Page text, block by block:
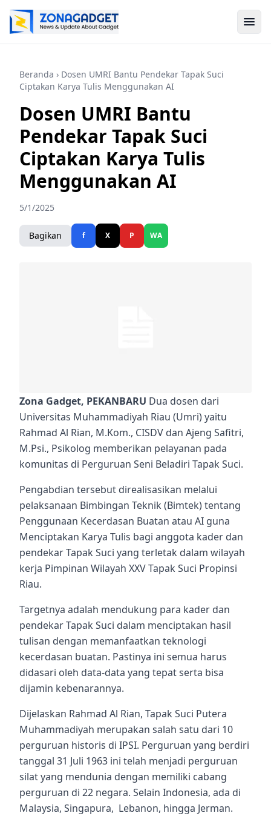
Beranda › Dosen UMRI Bantu Pendekar Tapak Suci
Ciptakan Karya Tulis Menggunakan AI
Dosen UMRI Bantu
Pendekar Tapak Suci
Ciptakan Karya Tulis
Menggunakan AI
5/1/2025
Bagikan f X P WA
Zona Gadget, PEKANBARU Dua dosen dari
Universitas Muhammadiyah Riau (Umri) yaitu
Rahmad Al Rian, M.Kom., CISDV dan Ajeng Safitri,
M.Psi., Psikolog memberikan pelayanan pada
komunitas di Perguruan Seni Beladiri Tapak Suci.
Pengabdian tersebut direalisasikan melalui
pelaksanaan Bimbingan Teknik (Bimtek) tentang
Penggunaan Kecerdasan Buatan atau AI guna
Menciptakan Karya Tulis bagi anggota kader dan
pendekar Tapak Suci yang terletak dalam wilayah
kerja Pimpinan Wilayah XXV Tapak Suci Propinsi
Riau.
Targetnya adalah mendukung para kader dan
pendekar Tapak Suci dalam menciptakan hasil
tulisan dengan memanfaatkan teknologi
kecerdasan buatan. Pastinya ini semua harus
didasari oleh data-data yang tepat serta bisa
dijamin kebenarannya.
Dijelaskan Rahmad Al Rian, Tapak Suci Putera
Muhammadiyah merupakan salah satu dari 10
perguruan historis di IPSI. Perguruan yang berdiri
tanggal 31 Juli 1963 ini telah menjadi perguruan
silat yang mendunia dengan memiliki cabang
perguruan di 22 negara. Selain Indonesia, ada di
Malaysia, Singapura, Lebanon, hingga Jerman.